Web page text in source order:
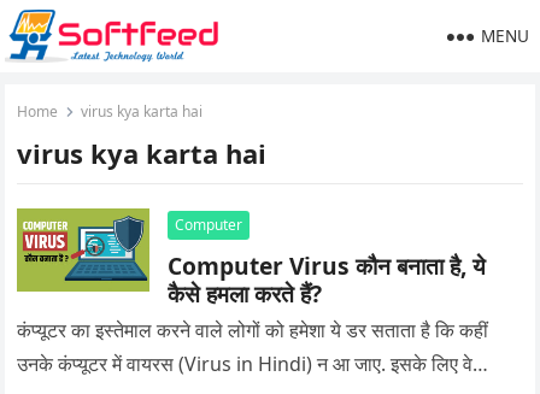
MENU
Home virus kya karta hai
virus kya karta hai
Computer
Computer Virus कौन बनाता है, ये
कैसे हमला करते हैं?
कंप्यूटर का इस्तेमाल करने वाले लोगों को हमेशा ये डर सताता है कि कहीं
उनके कंप्यूटर में वायरस (Virus in Hindi) न आ जाए. इसके लिए वे…